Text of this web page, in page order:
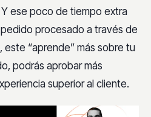
ese poco de tiempo extra
procesado a través de
este “aprende” más sobre tu
podrás aprobar más
superior al cliente.